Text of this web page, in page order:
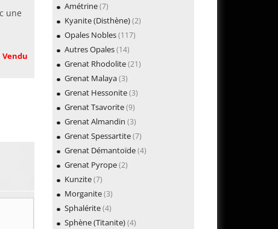
une
Vendu
Amétrine(7)
Kyanite (Disthène)(2)
Opales Nobles(117)
Autres Opales(14)
Grenat Rhodolite(21)
Grenat Malaya(3)
Grenat Hessonite(3)
Grenat Tsavorite(9)
Grenat Almandin (3)
Grenat Spessartite(7)
Grenat Démantoïde(4)
Grenat Pyrope(2)
Kunzite(7)
Morganite(3)
Sphalérite(4)
Sphène (Titanite)(4)